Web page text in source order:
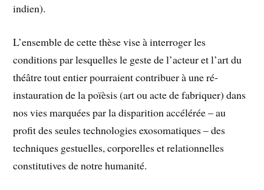
indien).
L’ensemble de cette thèse vise à interroger les
conditions par lesquelles le geste de l’acteur et l’art du
théâtre tout entier pourraient contribuer à une ré-
instauration de la poïèsis (art ou acte de fabriquer) dans
nos vies marquées par la disparition accélérée – au
profit des seules technologies exosomatiques – des
techniques gestuelles, corporelles et relationnelles
constitutives de notre humanité.